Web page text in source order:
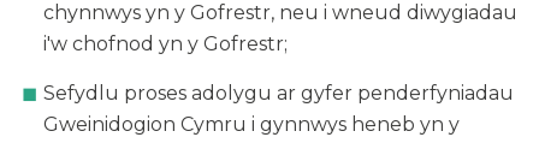
chynnwys yn y Gofrestr, neu i wneud diwygiadau
i'w chofnod yn y Gofrestr;
Sefydlu proses adolygu ar gyfer penderfyniadau
Gweinidogion Cymru i gynnwys heneb yn y